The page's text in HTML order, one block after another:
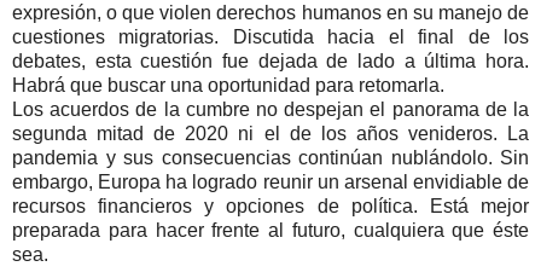
expresión, o que violen derechos humanos en su manejo de
cuestiones migratorias. Discutida hacia el final de los
debates, esta cuestión fue dejada de lado a última hora.
Habrá que buscar una oportunidad para retomarla.
Los acuerdos de la cumbre no despejan el panorama de la
segunda mitad de 2020 ni el de los años venideros. La
pandemia y sus consecuencias continúan nublándolo. Sin
embargo, Europa ha logrado reunir un arsenal envidiable de
recursos financieros y opciones de política. Está mejor
preparada para hacer frente al futuro, cualquiera que éste
sea.